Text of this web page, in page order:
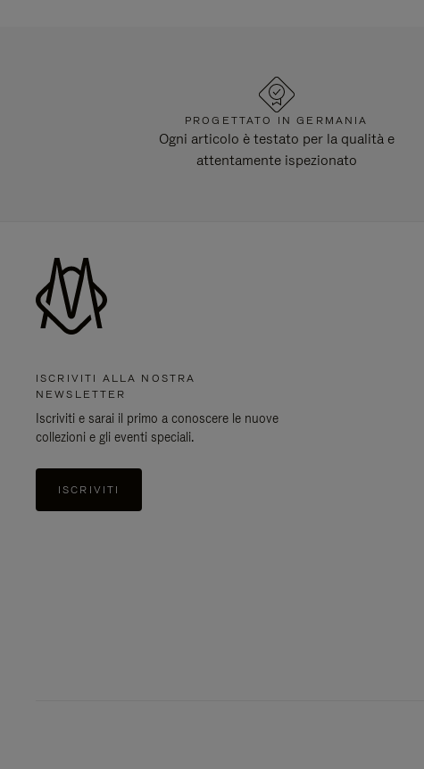
PROGETTATO IN GERMANIA
Ogni articolo è testato per la qualità e
attentamente ispezionato
ISCRIVITI ALLA NOSTRA
NEWSLETTER
Iscriviti e sarai il primo a conoscere le nuove
collezioni e gli eventi speciali.
ISCRIVITI